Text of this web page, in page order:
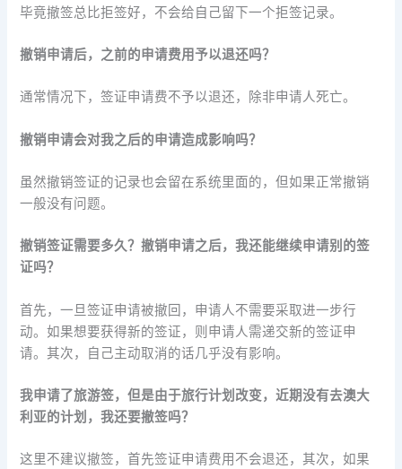
毕竟撤签总比拒签好，不会给自己留下一个拒签记录。
撤销申请后，之前的申请费用予以退还吗？
通常情况下，签证申请费不予以退还，除非申请人死亡。
撤销申请会对我之后的申请造成影响吗？
虽然撤销签证的记录也会留在系统里面的，但如果正常撤销
一般没有问题。
撤销签证需要多久？撤销申请之后，我还能继续申请别的签
证吗？
首先，一旦签证申请被撤回，申请人不需要采取进一步行
动。如果想要获得新的签证，则申请人需递交新的签证申
请。其次，自己主动取消的话几乎没有影响。
我申请了旅游签，但是由于旅行计划改变，近期没有去澳大
利亚的计划，我还要撤签吗？
这里不建议撤签，首先签证申请费用不会退还，其次，如果